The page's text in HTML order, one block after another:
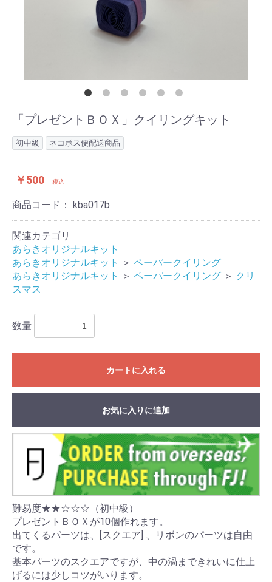
「プレゼントＢＯＸ」クイリングキット
初中級 ネコポス便配送商品
￥500 税込
商品コード： kba017b
関連カテゴリ
あらきオリジナルキット
あらきオリジナルキット
＞ ペーパークイリング
あらきオリジナルキット
＞ ペーパークイリング ＞ クリ
スマス
数量
カートに入れる
お気に入りに追加
難易度★★☆☆☆（初中級）
プレゼントＢＯＸが10個作れます。
出てくるパーツは、[スクエア] 、リボンのパーツは自由
です。
基本パーツのスクエアですが、中の渦まできれいに仕上
げるには少しコツがいります。